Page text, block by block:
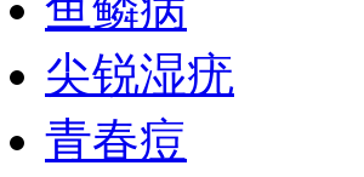
尖锐湿疣
青春痘